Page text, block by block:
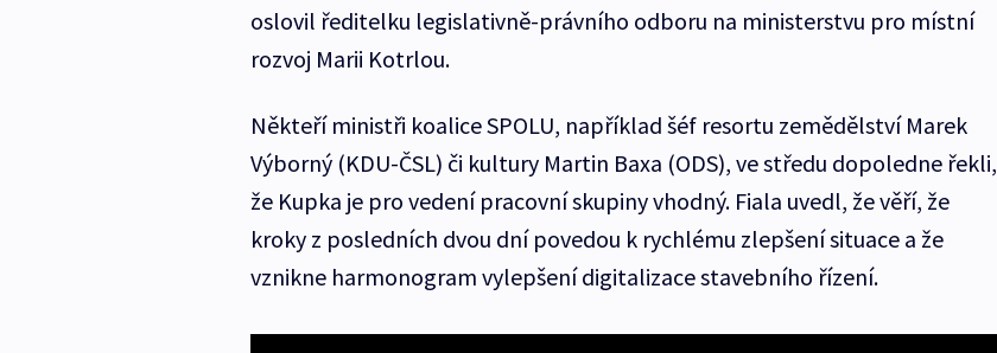
oslovil ředitelku legislativně-právního odboru na ministerstvu pro místní
rozvoj Marii Kotrlou.
Někteří ministři koalice SPOLU, například šéf resortu zemědělství Marek
Výborný (KDU-ČSL) či kultury Martin Baxa (ODS), ve středu dopoledne řekli,
že Kupka je pro vedení pracovní skupiny vhodný. Fiala uvedl, že věří, že
kroky z posledních dvou dní povedou k rychlému zlepšení situace a že
vznikne harmonogram vylepšení digitalizace stavebního řízení.